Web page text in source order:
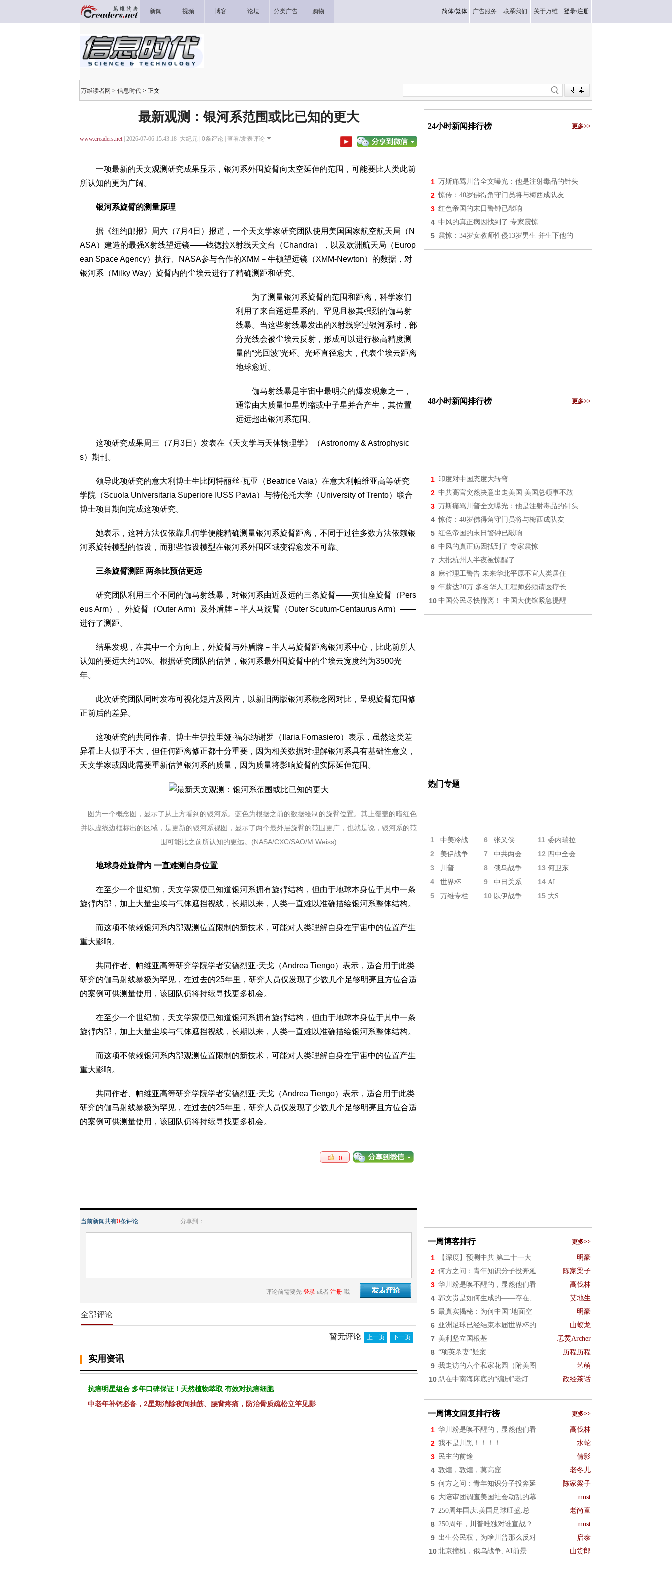
新闻 视频 博客 论坛 分类广告 购物 简体/繁体 广告服务 联系我们 关于万维 登录/注册
万维读者网 > 信息时代 > 正文
最新观测：银河系范围或比已知的更大
www.creaders.net| 2026-07-06 15:43:18 大纪元 | 0条评论 | 查看/发表评论
一项最新的天文观测研究成果显示，银河系外围旋臂向太空延伸的范围，可能要比人类此前
所认知的更为广阔。
银河系旋臂的测量原理
据《纽约邮报》周六（7月4日）报道，一个天文学家研究团队使用美国国家航空航天局（N
ASA）建造的最强X射线望远镜——钱德拉X射线天文台（Chandra），以及欧洲航天局（Europ
ean Space Agency）执行、NASA参与合作的XMM－牛顿望远镜（XMM-Newton）的数据，对
银河系（Milky Way）旋臂内的尘埃云进行了精确测距和研究。
为了测量银河系旋臂的范围和距离，科学家们
利用了来自遥远星系的、罕见且极其强烈的伽马射
线暴。当这些射线暴发出的X射线穿过银河系时，部
分光线会被尘埃云反射，形成可以进行极高精度测
量的“光回波”光环。光环直径愈大，代表尘埃云距离
地球愈近。
伽马射线暴是宇宙中最明亮的爆发现象之一，
通常由大质量恒星坍缩或中子星并合产生，其位置
远远超出银河系范围。
这项研究成果周三（7月3日）发表在《天文学与天体物理学》（Astronomy & Astrophysic
s）期刊。
领导此项研究的意大利博士生比阿特丽丝·瓦亚（Beatrice Vaia）在意大利帕维亚高等研究
学院（Scuola Universitaria Superiore IUSS Pavia）与特伦托大学（University of Trento）联合
博士项目期间完成这项研究。
她表示，这种方法仅依靠几何学便能精确测量银河系旋臂距离，不同于过往多数方法依赖银
河系旋转模型的假设，而那些假设模型在银河系外围区域变得愈发不可靠。
三条旋臂测距 两条比预估更远
研究团队利用三个不同的伽马射线暴，对银河系由近及远的三条旋臂——英仙座旋臂（Pers
eus Arm）、外旋臂（Outer Arm）及外盾牌－半人马旋臂（Outer Scutum-Centaurus Arm）——
进行了测距。
结果发现，在其中一个方向上，外旋臂与外盾牌－半人马旋臂距离银河系中心，比此前所人
认知的要远大约10%。根据研究团队的估算，银河系最外围旋臂中的尘埃云宽度约为3500光
年。
此次研究团队同时发布可视化短片及图片，以新旧两版银河系概念图对比，呈现旋臂范围修
正前后的差异。
这项研究的共同作者、博士生伊拉里娅·福尔纳谢罗（Ilaria Fornasiero）表示，虽然这类差
异看上去似乎不大，但任何距离修正都十分重要，因为相关数据对理解银河系具有基础性意义，
天文学家或因此需要重新估算银河系的质量，因为质量将影响旋臂的实际延伸范围。
图为一个概念图，显示了从上方看到的银河系。蓝色为根据之前的数据绘制的旋臂位置。其上覆盖的暗红色
并以虚线边框标出的区域，是更新的银河系视图，显示了两个最外层旋臂的范围更广，也就是说，银河系的范
围可能比之前所认知的更远。(NASA/CXC/SAO/M.Weiss)
地球身处旋臂内 一直难测自身位置
在至少一个世纪前，天文学家便已知道银河系拥有旋臂结构，但由于地球本身位于其中一条
旋臂内部，加上大量尘埃与气体遮挡视线，长期以来，人类一直难以准确描绘银河系整体结构。
而这项不依赖银河系内部观测位置限制的新技术，可能对人类理解自身在宇宙中的位置产生
重大影响。
共同作者、帕维亚高等研究学院学者安德烈亚·天戈（Andrea Tiengo）表示，适合用于此类
研究的伽马射线暴极为罕见，在过去的25年里，研究人员仅发现了少数几个足够明亮且方位合适
的案例可供测量使用，该团队仍将持续寻找更多机会。
在至少一个世纪前，天文学家便已知道银河系拥有旋臂结构，但由于地球本身位于其中一条
旋臂内部，加上大量尘埃与气体遮挡视线，长期以来，人类一直难以准确描绘银河系整体结构。
而这项不依赖银河系内部观测位置限制的新技术，可能对人类理解自身在宇宙中的位置产生
重大影响。
共同作者、帕维亚高等研究学院学者安德烈亚·天戈（Andrea Tiengo）表示，适合用于此类
研究的伽马射线暴极为罕见，在过去的25年里，研究人员仅发现了少数几个足够明亮且方位合适
的案例可供测量使用，该团队仍将持续寻找更多机会。
0
当前新闻共有0条评论 分享到：
评论前需要先 登录 或者 注册 哦
全部评论
暂无评论 上一页 下一页
实用资讯
抗癌明星组合 多年口碑保证！天然植物萃取 有效对抗癌细胞
中老年补钙必备，2星期消除夜间抽筋、腰背疼痛，防治骨质疏松立竿见影
24小时新闻排行榜 更多>>
1 万斯痛骂川普全文曝光：他是注射毒品的针头
2 惊传：40岁佛得角守门员将与梅西成队友
3 红色帝国的末日警钟已敲响
4 中风的真正病因找到了 专家震惊
5 震惊：34岁女教师性侵13岁男生 并生下他的
48小时新闻排行榜 更多>>
1 印度对中国态度大转弯
2 中共高官突然决意出走美国 美国总领事不敢
3 万斯痛骂川普全文曝光：他是注射毒品的针头
4 惊传：40岁佛得角守门员将与梅西成队友
5 红色帝国的末日警钟已敲响
6 中风的真正病因找到了 专家震惊
7 大批杭州人半夜被惊醒了
8 麻省理工警告 未来华北平原不宜人类居住
9 年薪达20万 多名华人工程师必须请医疗长
10 中国公民尽快撤离！ 中国大使馆紧急提醒
热门专题
1 中美冷战 6 张又侠 11 委内瑞拉
2 美伊战争 7 中共两会 12 四中全会
3 川普 8 俄乌战争 13 何卫东
4 世界杯 9 中日关系 14 AI
5 万维专栏 10 以伊战争 15 大S
一周博客排行 更多>>
1 【深度】预测中共 第二十一大 明豪
2 何方之问：青年知识分子投奔延 陈家梁子
3 华川粉是唤不醒的，显然他们看 高伐林
4 郭文贵是如何生成的——存在、 艾地生
5 最真实揭秘：为何中国“地面空 明豪
6 亚洲足球已经结束本届世界杯的 山蛟龙
7 美利坚立国根基 孞烎Archer
8 “项英杀妻”疑案 历程历程
9 我走访的六个私家花园（附美图 艺萌
10 趴在中南海床底的“编剧”老灯 政经茶话
一周博文回复排行榜 更多>>
1 华川粉是唤不醒的，显然他们看 高伐林
2 我不是川黑！！！！ 水蛇
3 民主的前途 倩影
4 敦煌，敦煌，莫高窟 老冬儿
5 何方之问：青年知识分子投奔延 陈家梁子
6 大陪审团调查美国社会动乱的幕 must
7 250周年国庆.美国足球旺盛.总 老尚童
8 250周年，川普唯独对谁宣战？ must
9 出生公民权，为啥川普那么反对 启泰
10 北京撞机，俄乌战争, AI前景 山货郎